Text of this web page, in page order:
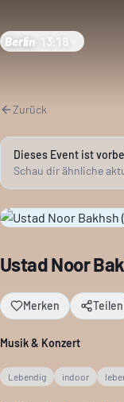
Berlin 13:18
Zurück
Dieses Event ist
Schau dir ähnliche
Ustad Noor
Merken Teilen
Musik & Konzert
Lebendig indoor